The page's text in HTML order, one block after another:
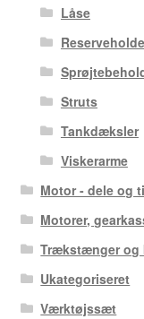
Låse
Struts
Tankdæksler
Viskerarme
Motor - dele og
Motorer,
Trækstænger og
Ukategoriseret
Værktøjssæt